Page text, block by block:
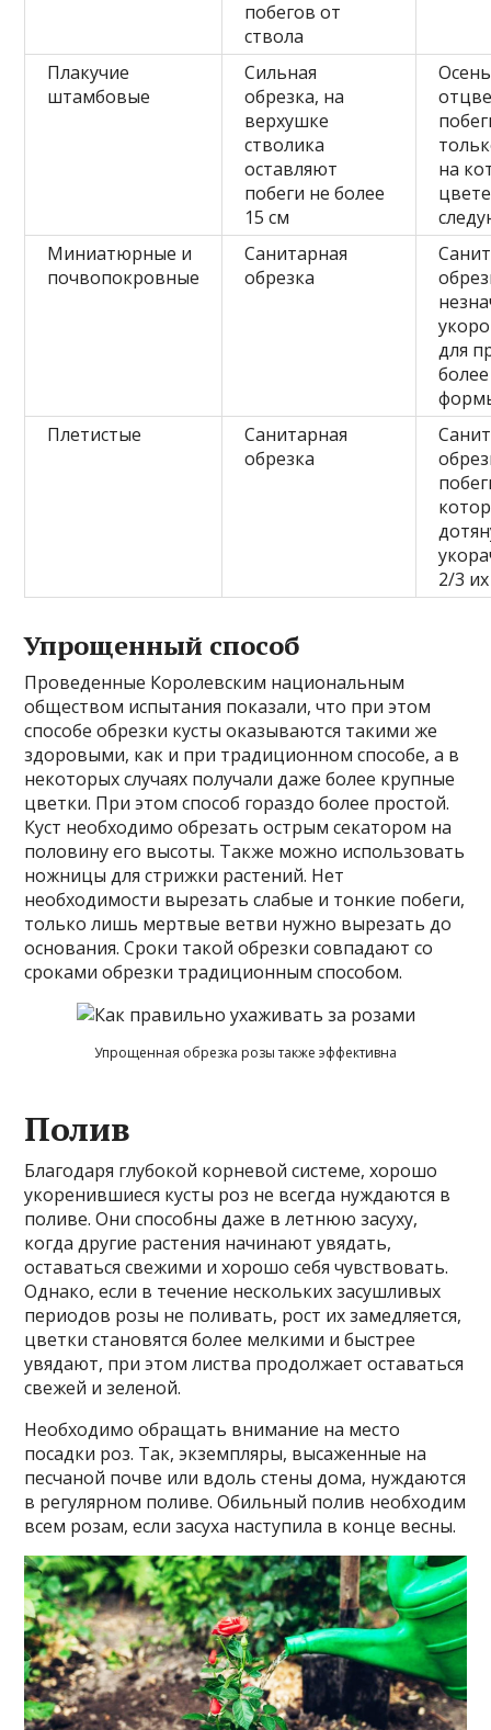
побегов от
ствола
Плакучие
штамбовые
Сильная
обрезка, на
верхушке
стволика
оставляют
побеги не более
15 см
на
Миниатюрные и
почвопокровные
Санитарная
обрезка
для
Плетистые
Санитарная
обрезка
2/3
Упрощенный способ
Проведенные Королевским национальным
обществом испытания показали, что при этом
способе обрезки кусты оказываются такими же
здоровыми, как и при традиционном способе, а в
некоторых случаях получали даже более крупные
цветки. При этом способ гораздо более простой.
Куст необходимо обрезать острым секатором на
половину его высоты. Также можно использовать
ножницы для стрижки растений. Нет
необходимости вырезать слабые и тонкие побеги,
только лишь мертвые ветви нужно вырезать до
основания. Сроки такой обрезки совпадают со
сроками обрезки традиционным способом.
Упрощенная обрезка розы также эффективна
Полив
Благодаря глубокой корневой системе, хорошо
укоренившиеся кусты роз не всегда нуждаются в
поливе. Они способны даже в летнюю засуху,
когда другие растения начинают увядать,
оставаться свежими и хорошо себя чувствовать.
Однако, если в течение нескольких засушливых
периодов розы не поливать, рост их замедляется,
цветки становятся более мелкими и быстрее
увядают, при этом листва продолжает оставаться
свежей и зеленой.
Необходимо обращать внимание на место
посадки роз. Так, экземпляры, высаженные на
песчаной почве или вдоль стены дома, нуждаются
в регулярном поливе. Обильный полив необходим
всем розам, если засуха наступила в конце весны.